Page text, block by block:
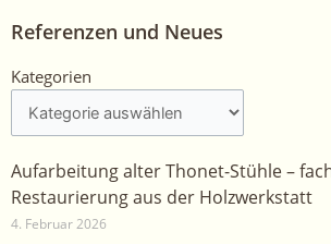
Referenzen und Neues
Kategorien
Kategorien
Aufarbeitung alter Thonet-Stühle –
Restaurierung aus der Holzwerkstatt
4. Februar 2026